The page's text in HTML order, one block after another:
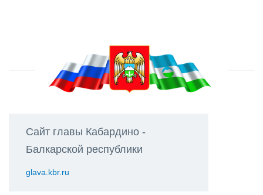
Сайт главы Кабардино -
Балкарской республики
glava.kbr.ru